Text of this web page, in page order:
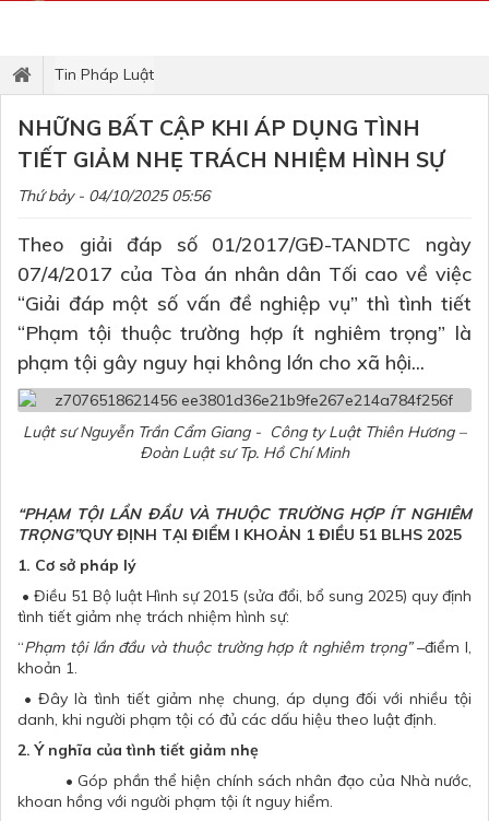
Tin Pháp Luật
NHỮNG BẤT CẬP KHI ÁP DỤNG TÌNH
TIẾT GIẢM NHẸ TRÁCH NHIỆM HÌNH SỰ
Thứ bảy - 04/10/2025 05:56
Theo giải đáp số 01/2017/GĐ-TANDTC ngày
07/4/2017 của Tòa án nhân dân Tối cao về việc
“Giải đáp một số vấn đề nghiệp vụ” thì tình tiết
“Phạm tội thuộc trường hợp ít nghiêm trọng” là
phạm tội gây nguy hại không lớn cho xã hội...
Luật sư Nguyễn Trần Cẩm Giang - Công ty Luật Thiên Hương –
Đoàn Luật sư Tp. Hồ Chí Minh
“PHẠM TỘI LẦN ĐẦU VÀ THUỘC TRƯỜNG HỢP ÍT NGHIÊM
TRỌNG”QUY ĐỊNH TẠI ĐIỂM I KHOẢN 1 ĐIỀU 51 BLHS 2025
1. Cơ sở pháp lý
• Điều 51 Bộ luật Hình sự 2015 (sửa đổi, bổ sung 2025) quy định
tình tiết giảm nhẹ trách nhiệm hình sự:
“Phạm tội lần đầu và thuộc trường hợp ít nghiêm trọng”–điểm I,
khoản 1.
• Đây là tình tiết giảm nhẹ chung, áp dụng đối với nhiều tội
danh, khi người phạm tội có đủ các dấu hiệu theo luật định.
2. Ý nghĩa của tình tiết giảm nhẹ
• Góp phần thể hiện chính sách nhân đạo của Nhà nước,
khoan hồng với người phạm tội ít nguy hiểm.